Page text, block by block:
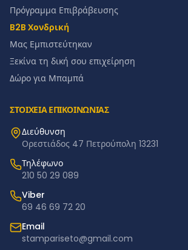
Πρόγραμμα Επιβράβευσης
B2B Χονδρική
Μας Εμπιστεύτηκαν
Ξεκίνα τη δική σου επιχείρηση
Δώρο για Μπαμπά
ΣΤΟΙΧΕΙΑ ΕΠΙΚΟΙΝΩΝΙΑΣ
Διεύθυνση
Ορεστιάδος 47 Πετρούπολη 13231
Τηλέφωνο
210 50 29 089
Viber
69 46 69 72 20
Email
stampariseto@gmail.com